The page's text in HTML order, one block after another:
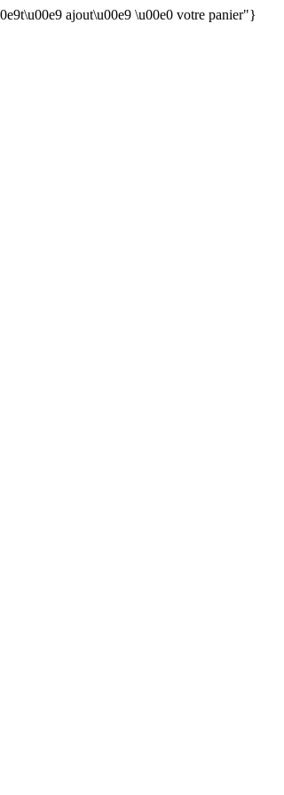
ajout\u00e9 \u00e0 votre panier"}